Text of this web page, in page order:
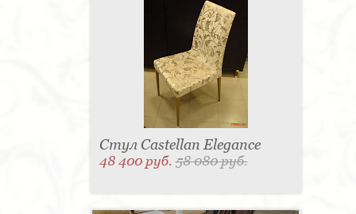
Стул Castellan Elegance
48 400 руб.58 080 руб.